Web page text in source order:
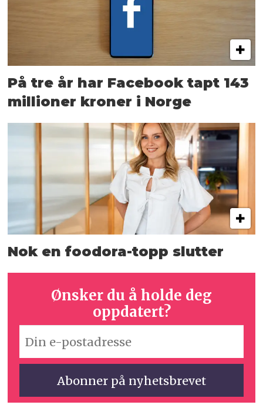
På tre år har Facebook tapt 143
millioner kroner i Norge
Nok en foodora-topp slutter
Ønsker du å holde deg
oppdatert?